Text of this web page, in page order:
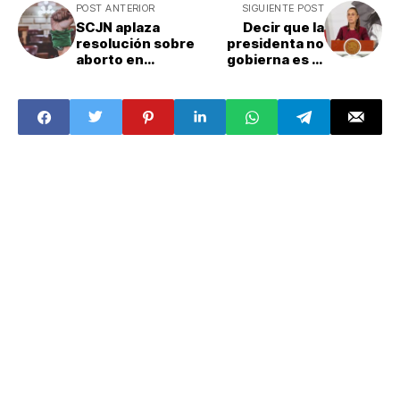
POST ANTERIOR
SCJN aplaza
resolución sobre
aborto en
no acatará
SIGUIENTE POST
Decir que la
presidenta no
gobierna es lo